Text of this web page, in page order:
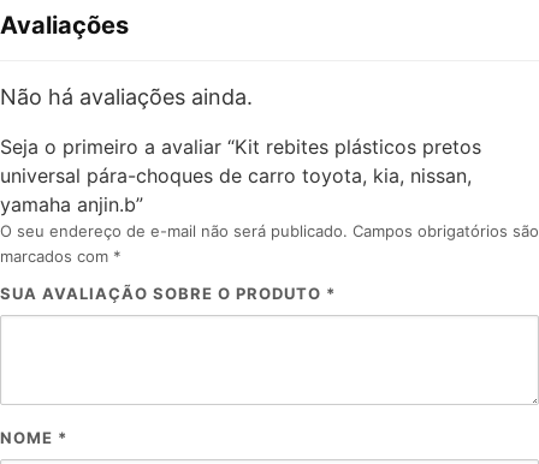
Avaliações
Não há avaliações ainda.
Seja o primeiro a avaliar “Kit rebites plásticos pretos
universal pára-choques de carro toyota, kia, nissan,
yamaha anjin.b”
O seu endereço de e-mail não será publicado. Campos obrigatórios são
marcados com *
SUA AVALIAÇÃO SOBRE O PRODUTO *
NOME *